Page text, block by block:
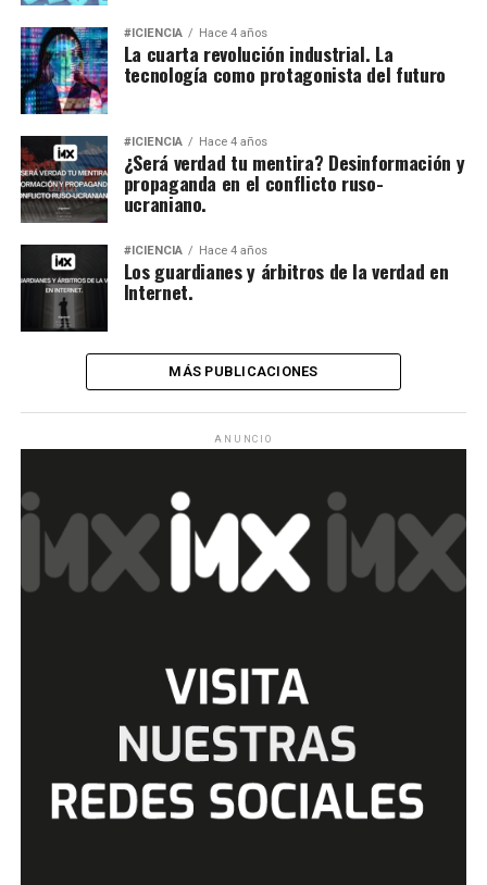
#ICIENCIA Hace 4 años
La cuarta revolución industrial. La
tecnología como protagonista del futuro
#ICIENCIA Hace 4 años
¿Será verdad tu mentira? Desinformación y
propaganda en el conflicto ruso-
ucraniano.
#ICIENCIA Hace 4 años
Los guardianes y árbitros de la verdad en
Internet.
MÁS PUBLICACIONES
ANUNCIO